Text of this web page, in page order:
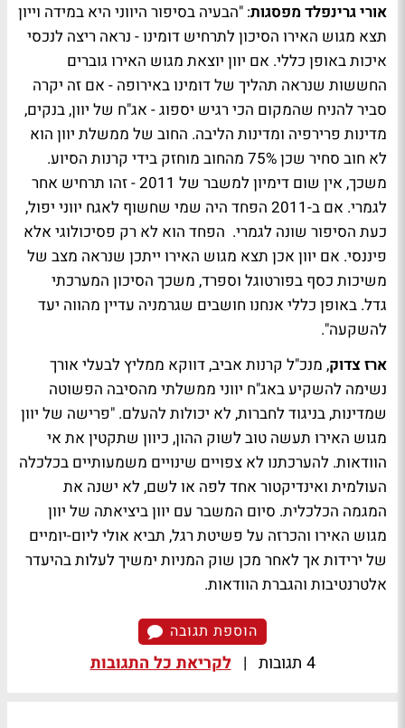
אורי גרינפלד מפסגות: "הבעיה בסיפור היווני היא במידה וייון
תצא מגוש האירו הסיכון לתרחיש דומינו - נראה ריצה לנכסי
איכות באופן כללי. אם יוון יוצאת מגוש האירו גוברים
החששות שנראה תהליך של דומינו באירופה - אם זה יקרה
סביר להניח שהמקום הכי רגיש יספוג - אג"ח של יוון, בנקים,
מדינות פרירפיה ומדינות הליבה. החוב של ממשלת יוון הוא
לא חוב סחיר שכן 75% מהחוב מוחזק בידי קרנות הסיוע.
משכך, אין שום דימיון למשבר של 2011 - זהו תרחיש אחר
לגמרי. אם ב-2011 הפחד היה שמי שחשוף לאגח יווני יפול,
כעת הסיפור שונה לגמרי. הפחד הוא לא רק פסיכולוגי אלא
פיננסי. אם יוון אכן תצא מגוש האירו ייתכן שנראה מצב של
משיכות כסף בפורטוגל וספרד, משכך הסיכון המערכתי
גדל. באופן כללי אנחנו חושבים שגרמניה עדיין מהווה יעד
להשקעה".
ארז צדוק, מנכ"ל קרנות אביב, דווקא ממליץ לבעלי אורך
נשימה להשקיע באג"ח יווני ממשלתי מהסיבה הפשוטה
שמדינות, בניגוד לחברות, לא יכולות להעלם. "פרישה של יוון
מגוש האירו תעשה טוב לשוק ההון, כיוון שתקטין את אי
הוודאות. להערכתנו לא צפויים שינויים משמעותיים בכלכלה
העולמית ואינדיקטור אחד לפה או לשם, לא ישנה את
המגמה הכלכלית. סיום המשבר עם יוון ביציאתה של יוון
מגוש האירו והכרזה על פשיטת רגל, תביא אולי ליום-יומיים
של ירידות אך לאחר מכן שוק המניות ימשיך לעלות בהיעדר
אלטרנטיבות והגברת הוודאות.
הוספת תגובה
4 תגובות | לקריאת כל התגובות